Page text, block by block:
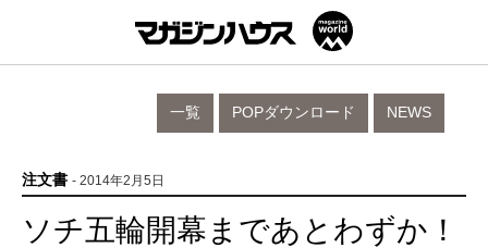
NEWS
POPダウンロード
一覧
注文書 - 2014年2月5日
ソチ五輪開幕まであとわずか！